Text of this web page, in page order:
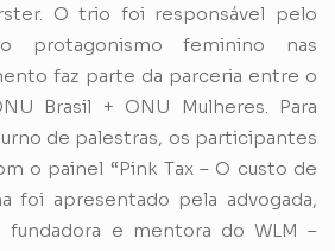
O trio foi responsável pelo
protagonismo feminino nas
faz parte da parceria entre o
Brasil + ONU Mulheres. Para
de palestras, os participantes
o painel “Pink Tax – O custo de
foi apresentado pela advogada,
e mentora do WLM –